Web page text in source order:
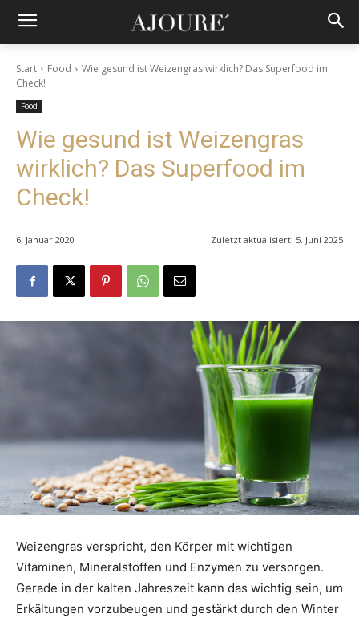
Start Food
Wie gesund ist Weizengras wirklich? Das Superfood im
Check!
Food
Wie gesund ist Weizengras
wirklich? Das Superfood im
Check!
6. Januar 2020 Zuletzt aktualisiert: 5. Juni 2025
Weizengras verspricht, den Körper mit wichtigen
Vitaminen, Mineralstoffen und Enzymen zu versorgen.
Gerade in der kalten Jahreszeit kann das wichtig sein, um
Erkältungen vorzubeugen und gestärkt durch den Winter